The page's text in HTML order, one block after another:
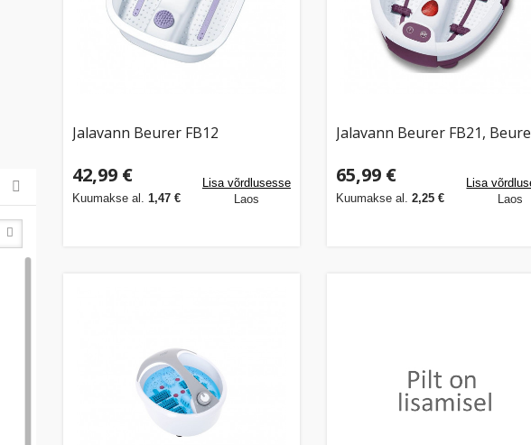
Jalavann Beurer FB12
42,99 €
Kuumakse al. 1,47 €
Lisa võrdlusesse
Laos
Jalavann Beurer FB21,
65,99 €
Kuumakse al. 2,25 €
Lisa
Laos